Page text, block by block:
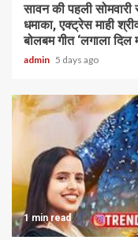
सावन की पहली सोमवारी
धमाका, एक्ट्रेस माही
बोलबम गीत ‘लगाला दिल
admin 5 days ago
1 min read